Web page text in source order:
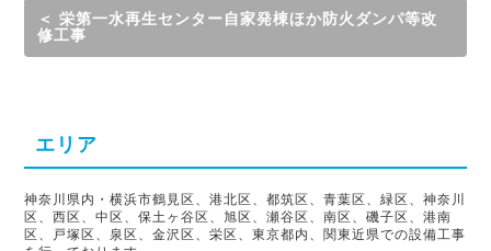
＜ 栄第一水再生センター自家発棟ほか防火ダンパ等改
修工事
エリア
神奈川県内・横浜市鶴見区、港北区、都筑区、青葉区、緑区、神奈川
区、西区、中区、保土ヶ谷区、旭区、瀬谷区、南区、磯子区、港南
区、戸塚区、泉区、金沢区、栄区、東京都内、関東近県での設備工事